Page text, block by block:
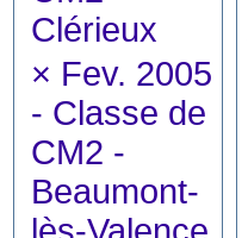
Clérieux
× Fev. 2005
- Classe de
CM2 -
Beaumont-